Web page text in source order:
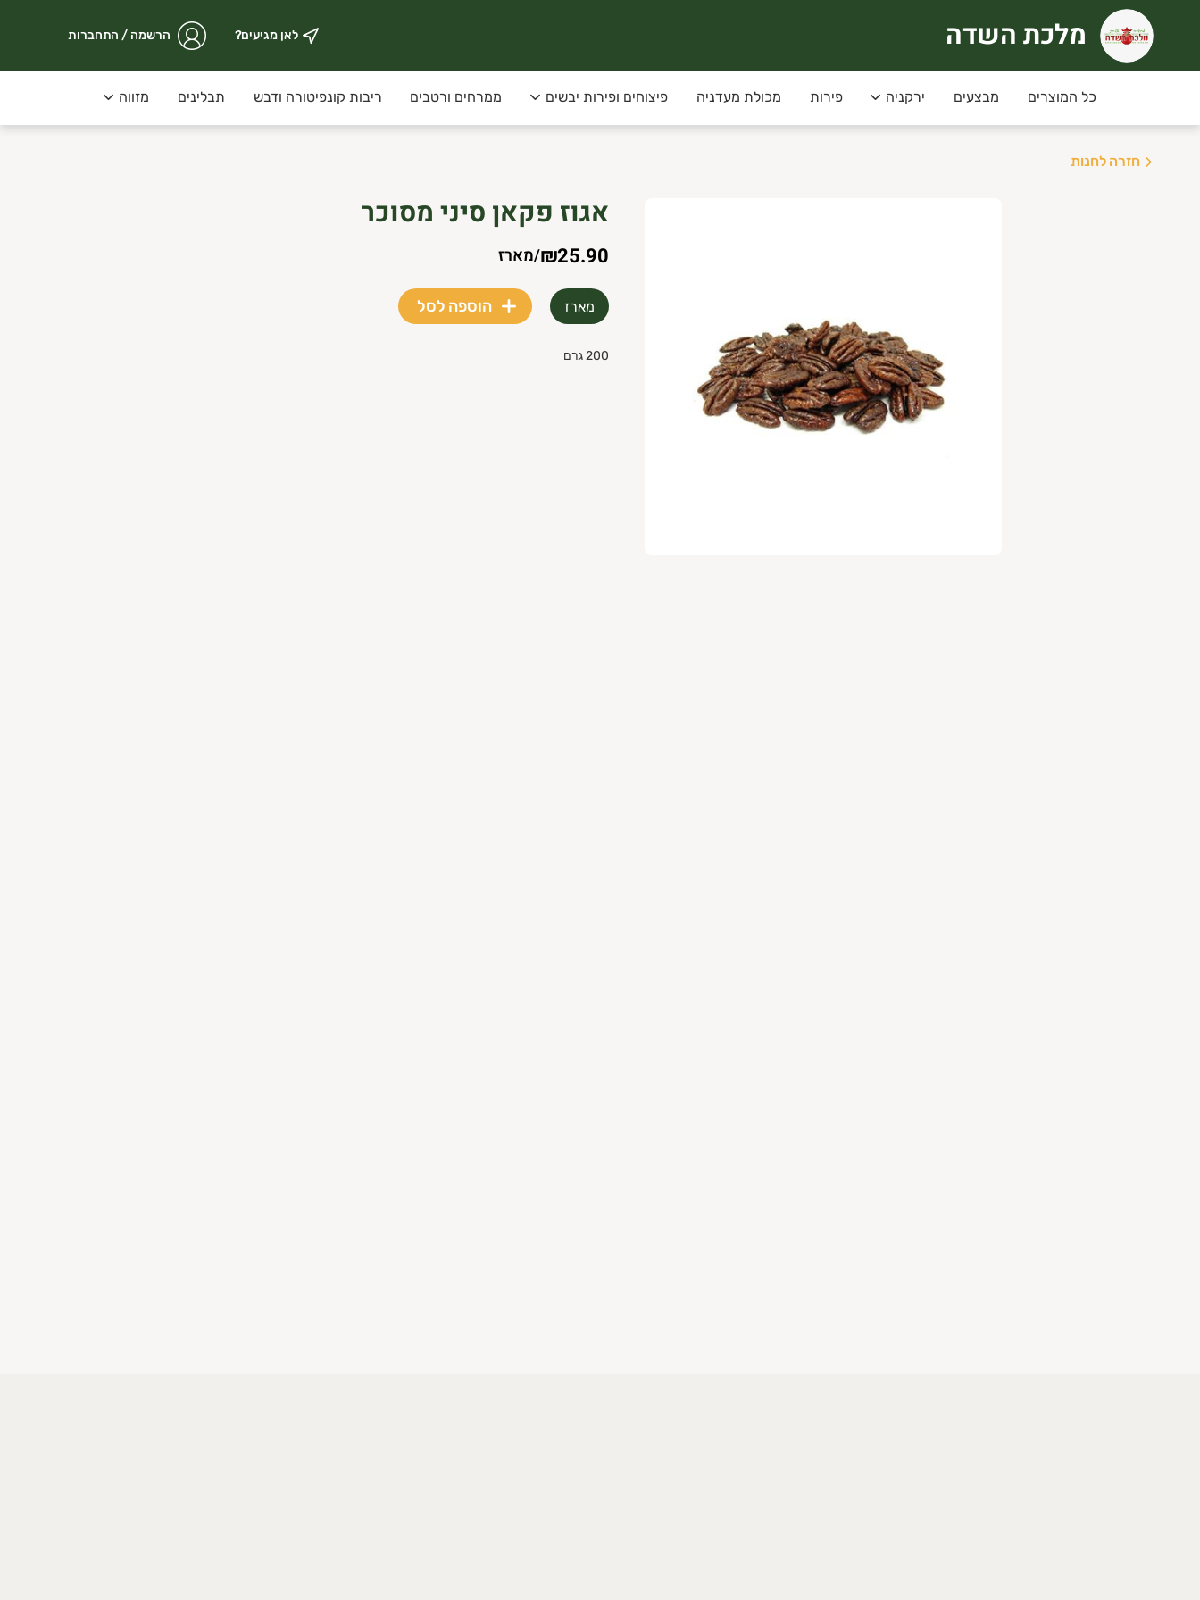
מלכת השדה
תודה שבחרתם במלכת השדה!
בית שקמה, ברכיה, בת הדר, גיאה, הודייה, זיקים, מבקיעים, ניר ישראל, תלמי יפה
לנוחיותך, המערכת שלנו קלה לתפעול, וישנה אפשרות לתזמן את זמן המשלוח המועדף עלייך!
. (אשקלון בלבד)
**הזמנת מגשי פירות דרך הווצאפ: 053-5400140
ברוכים הבאים למלכת השדה! אנחנו נביא לכן את הפירות והירקות הטובים והטריים ביותר❤️ תתחילי לרכוש באתר, בחרי את הירקות והפירות לבית שלך ונדאג לשלוח לך את הסחורה בזמן שבחרת, עד
מלכת השדה לאן מגיעים? הרשמה / התחברות
כל המוצרים מבצעים ירקניה פירות מכולת מעדניה פיצוחים ופירות יבשים ממרחים ורטבים ריבות קונפיטורה ודבש תבלינים מזווה
חזרה לחנות
אגוז פקאן סיני מסוכר
₪25.90
/מארז
מארז הוספה לסל
200 גרם